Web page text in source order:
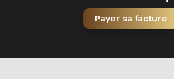
Payer sa facture